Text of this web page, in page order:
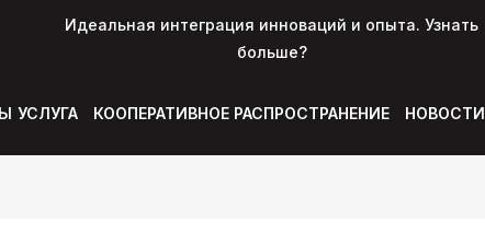
Идеальная интеграция инноваций и опыта. Узнать
больше?
УСЛУГА КООПЕРАТИВНОЕ РАСПРОСТРАНЕНИЕ НОВОСТИ